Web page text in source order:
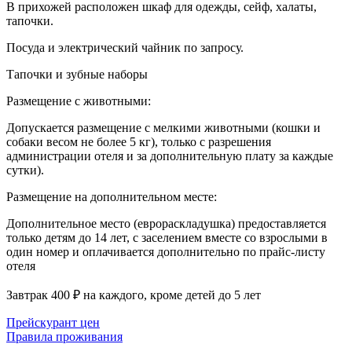
В прихожей расположен шкаф для одежды, сейф, халаты,
тапочки.
Посуда и электрический чайник по запросу.
Тапочки и зубные наборы
Размещение с животными:
Допускается размещение с мелкими животными (кошки и
собаки весом не более 5 кг), только с разрешения
администрации отеля и за дополнительную плату за каждые
сутки).
Размещение на дополнительном месте:
Дополнительное место (еврораскладушка) предоставляется
только детям до 14 лет, с заселением вместе со взрослыми в
один номер и оплачивается дополнительно по прайс-листу
отеля
Завтрак 400 ₽ на каждого, кроме детей до 5 лет
Прейскурант цен
Правила проживания